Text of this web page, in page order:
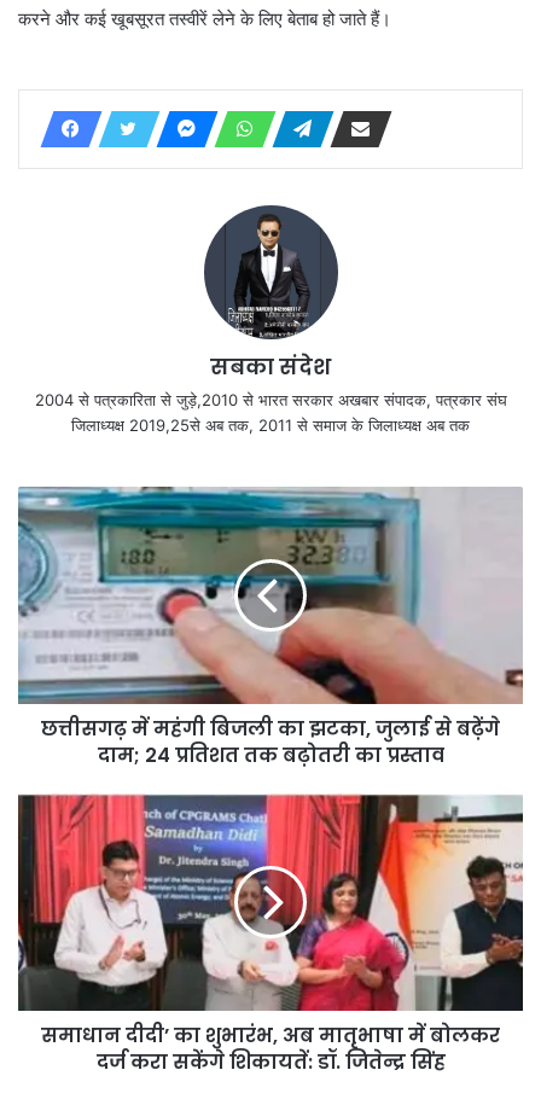
करने और कई खूबसूरत तस्वीरें लेने के लिए बेताब हो जाते हैं।
सबका संदेश
2004 से पत्रकारिता से जुड़े,2010 से भारत सरकार अखबार संपादक, पत्रकार संघ
जिलाध्यक्ष 2019,25से अब तक, 2011 से समाज के जिलाध्यक्ष अब तक
छत्तीसगढ़ में महंगी बिजली का झटका, जुलाई से बढ़ेंगे
दाम; 24 प्रतिशत तक बढ़ोतरी का प्रस्ताव
समाधान दीदी’ का शुभारंभ, अब मातृभाषा में बोलकर
दर्ज करा सकेंगे शिकायतें: डॉ. जितेन्द्र सिंह